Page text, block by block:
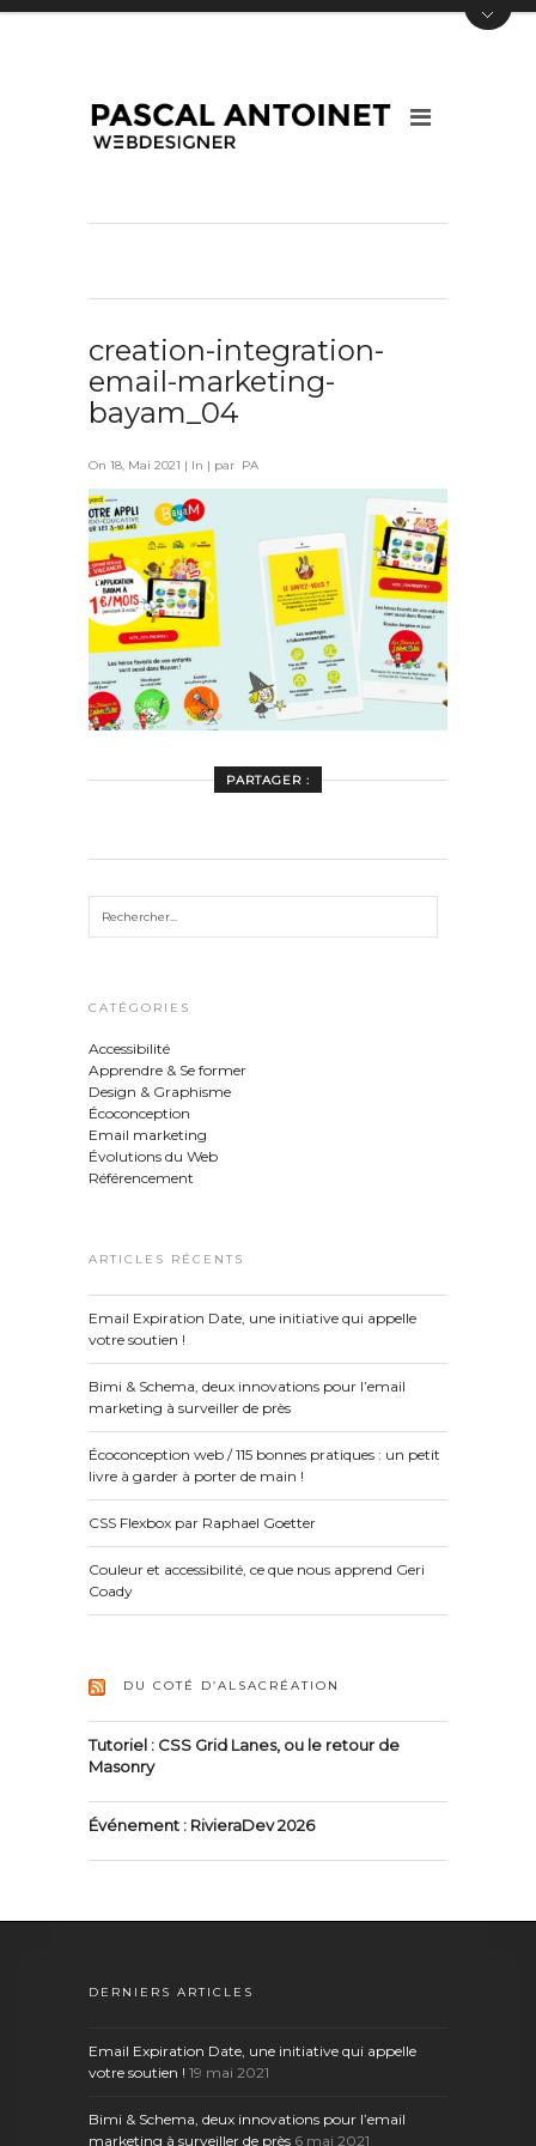
creation-integration-
email-marketing-
bayam_04
On 18, Mai 2021 | In | par PA
PARTAGER :
CATÉGORIES
Accessibilité
Apprendre & Se former
Design & Graphisme
Écoconception
Email marketing
Évolutions du Web
Référencement
ARTICLES RÉCENTS
Email Expiration Date, une initiative qui appelle
votre soutien !
Bimi & Schema, deux innovations pour l’email
marketing à surveiller de près
Écoconception web / 115 bonnes pratiques : un petit
livre à garder à porter de main !
CSS Flexbox par Raphael Goetter
Couleur et accessibilité, ce que nous apprend Geri
Coady
DU COTÉ D’ALSACRÉATION
Tutoriel : CSS Grid Lanes, ou le retour de
Masonry
Événement : RivieraDev 2026
DERNIERS ARTICLES
Email Expiration Date, une initiative qui appelle
votre soutien ! 19 mai 2021
Bimi & Schema, deux innovations pour l’email
marketing à surveiller de près 6 mai 2021